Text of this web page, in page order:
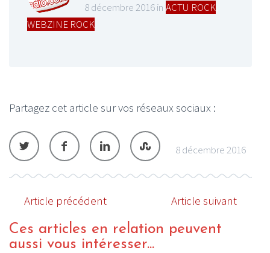
8 décembre 2016 in ACTU ROCK
WEBZINE ROCK
Partagez cet article sur vos réseaux sociaux :
8 décembre 2016
Article précédent Article suivant
Ces articles en relation peuvent
aussi vous intéresser...